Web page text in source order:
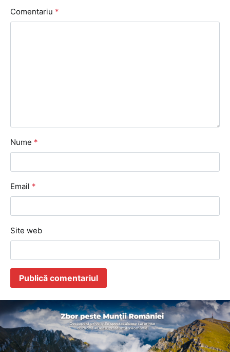
Comentariu *
Nume *
Email *
Site web